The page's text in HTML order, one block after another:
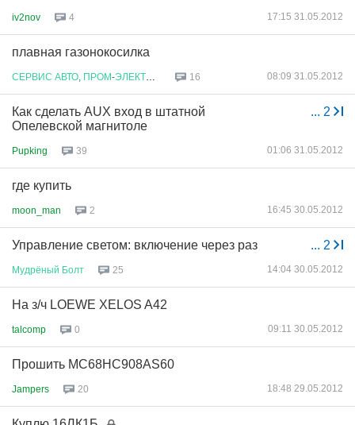
iv2nov 4 17:15 31.05.2012
плавная газонокосилка
СЕРВИС АВТО ПРОМ-ЭЛЕКТРОНИКИ 16 08:09 31.05.2012
... 2
Как сделать AUX вход в штатной
Опелевской магнитоле
Pupking 39 01:06 31.05.2012
где купить
moon_man 2 16:45 30.05.2012
... 2
Управление светом: включение через раз
Мудрёный Болт 25 14:04 30.05.2012
На з/ч LOEWE XELOS A42
talcomp 0 09:11 30.05.2012
Прошить MC68HC908AS60
Jampers 20 18:48 29.05.2012